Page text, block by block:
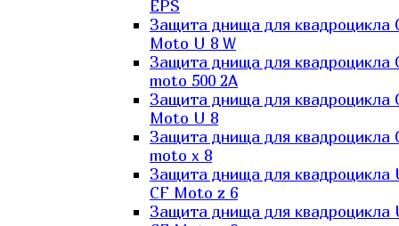
EPS
Защита днища для квадроцикла
Moto U 8 W
Защита днища для квадроцикла
moto 500 2A
Защита днища для квадроцикла
Moto U 8
Защита днища для квадроцикла
moto x 8
Защита днища для квадроцикла
CF Moto z 6
Защита днища для квадроцикла